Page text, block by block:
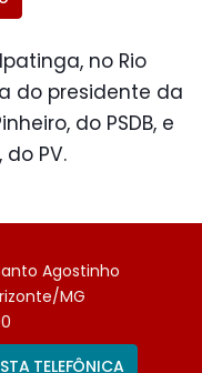
no Rio
do presidente da
do PSDB, e
PV.
Agostinho
MG
TELEFÔNICA